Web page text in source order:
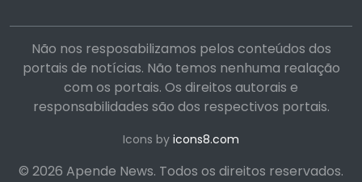
Não nos resposabilizamos pelos conteúdos dos
portais de notícias. Não temos nenhuma realação
com os portais. Os direitos autorais e
responsabilidades são dos respectivos portais.
Icons by icons8.com
© 2026 Apende News. Todos os direitos reservados.